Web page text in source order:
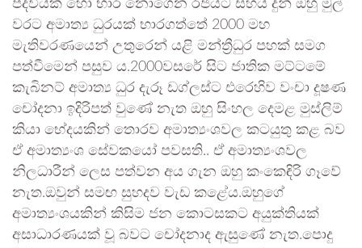
පදවියක් හෝ භාර නොගෙන රජයට සහය දුන් ඔහු මුල්
වරට අමාත්‍ය ධුරයක් භාරගත්තේ 2000 මහ
මැතිවරණයෙන් උතුරෙන් යළි මන්ත්‍රීධුර පහක් සමග
පත්වීමෙන් පසුව ය.2000වසරේ සිට ජාතික මට්ටමේ
කැබිනට් අමාත්‍ය ධුර දැරූ ඩග්ලස්ට එරෙහිව වංචා දූෂණ
චෝදනා ඉදිරිපත් වුණේ නැත ඔහු සිංහල දෙමළ මුස්ලිම්
කියා භේදයකින් තොරව අමාත්‍යංශවල කටයුතු කළ බව
ඒ අමාත්‍යංශ සේවකයෝ පවසති.. ඒ අමාත්‍යංශවල
නිලධාරීන් ලෙස පත්වන අය ගැන ඔහු කංකෙඳිරි ගෑවේ
නැත.ඔවුන් සමඟ සුහදව වැඩ කළේය.ඔහුගේ
අමාත්‍යංශයකින් කිසිම ජන කොටසකට අයුක්තියක්
අසාධාරණයක් වූ බවට චෝදනාද ඇසුණේ නැත.පොදු